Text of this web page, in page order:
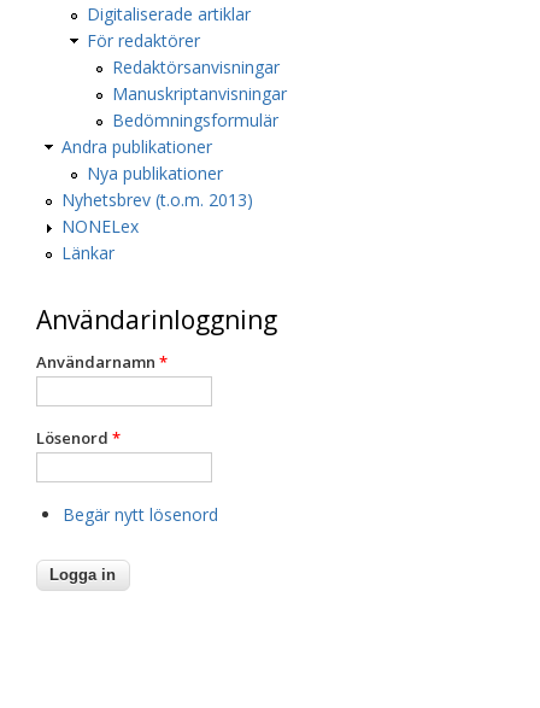
Digitaliserade artiklar
För redaktörer
Redaktörsanvisningar
Manuskriptanvisningar
Bedömningsformulär
Andra publikationer
Nya publikationer
Nyhetsbrev (t.o.m. 2013)
NONELex
Länkar
Användarinloggning
Användarnamn *
Lösenord *
Begär nytt lösenord